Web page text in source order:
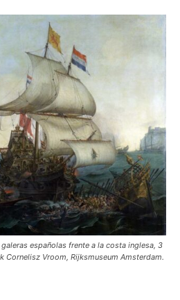
españolas frente a la costa inglesa, 3
Cornelisz Vroom, Rijksmuseum Amsterdam.